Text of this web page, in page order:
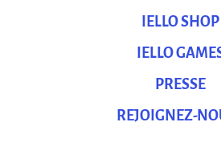
IELLO SHOP
IELLO
PRESSE
REJOIGNEZ-